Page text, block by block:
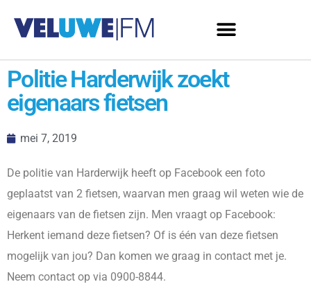
Politie Harderwijk zoekt
eigenaars fietsen
mei 7, 2019
De politie van Harderwijk heeft op Facebook een foto
geplaatst van 2 fietsen, waarvan men graag wil weten wie de
eigenaars van de fietsen zijn. Men vraagt op Facebook:
Herkent iemand deze fietsen? Of is één van deze fietsen
mogelijk van jou? Dan komen we graag in contact met je.
Neem contact op via 0900-8844.